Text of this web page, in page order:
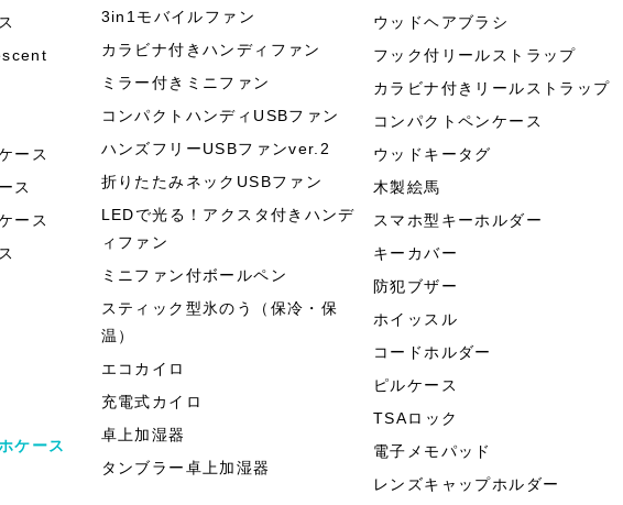
ース
ス
ース
ケース
3in1モバイルファン
カラビナ付きハンディファン
ミラー付きミニファン
コンパクトハンディUSBファン
ハンズフリーUSBファンver.2
折りたたみネックUSBファン
LEDで光る！アクスタ付きハンデ
ィファン
ミニファン付ボールペン
スティック型氷のう（保冷・保
温）
エコカイロ
充電式カイロ
卓上加湿器
タンブラー卓上加湿器
ウッドヘアブラシ
フック付リールストラップ
カラビナ付きリールストラップ
コンパクトペンケース
ウッドキータグ
木製絵馬
スマホ型キーホルダー
キーカバー
防犯ブザー
ホイッスル
コードホルダー
ピルケース
TSAロック
電子メモパッド
レンズキャップホルダー